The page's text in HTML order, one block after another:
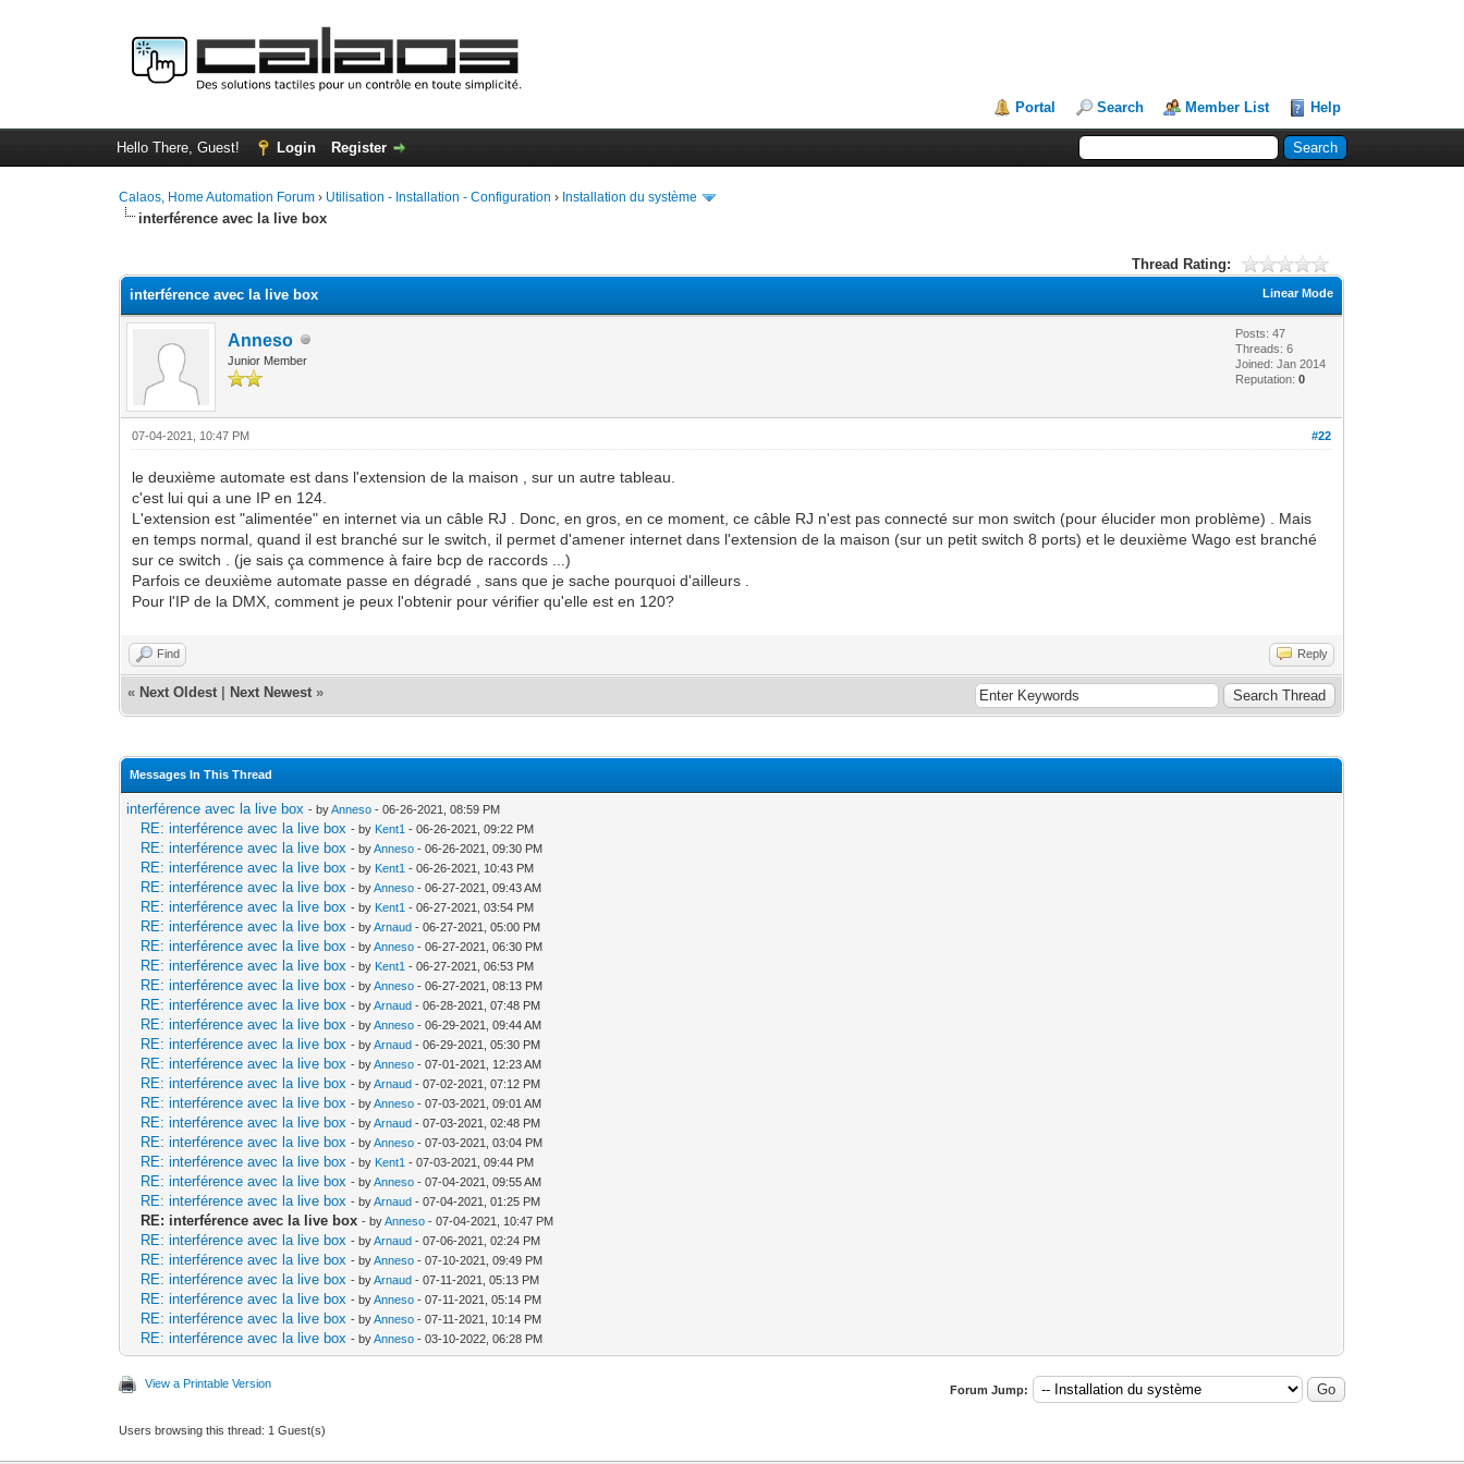
Portal Search Member List Help
Hello There, Guest! Login Register
Calaos, Home Automation Forum › Utilisation - Installation - Configuration › Installation du système
interférence avec la live box
Thread Rating:
Linear Mode
interférence avec la live box
Anneso
Junior Member
Posts: 47
Threads: 6
Joined: Jan 2014
Reputation:0
#22
07-04-2021, 10:47 PM
le deuxième automate est dans l'extension de la maison , sur un autre tableau.
c'est lui qui a une IP en 124.
L'extension est "alimentée" en internet via un câble RJ . Donc, en gros, en ce moment, ce câble RJ n'est pas connecté sur mon switch (pour élucider mon problème) . Mais
en temps normal, quand il est branché sur le switch, il permet d'amener internet dans l'extension de la maison (sur un petit switch 8 ports) et le deuxième Wago est branché
sur ce switch . (je sais ça commence à faire bcp de raccords ...)
Parfois ce deuxième automate passe en dégradé , sans que je sache pourquoi d'ailleurs .
Pour l'IP de la DMX, comment je peux l'obtenir pour vérifier qu'elle est en 120?
Find Reply
« Next Oldest Next Newest »
Messages In This Thread
interférence avec la live box - byAnneso - 06-26-2021, 08:59 PM
RE: interférence avec la live box - by Kent1 - 06-26-2021, 09:22 PM
RE: interférence avec la live box - byAnneso - 06-26-2021, 09:30 PM
RE: interférence avec la live box - by Kent1 - 06-26-2021, 10:43 PM
RE: interférence avec la live box - byAnneso - 06-27-2021, 09:43 AM
RE: interférence avec la live box - by Kent1 - 06-27-2021, 03:54 PM
RE: interférence avec la live box - byArnaud - 06-27-2021, 05:00 PM
RE: interférence avec la live box - byAnneso - 06-27-2021, 06:30 PM
RE: interférence avec la live box - by Kent1 - 06-27-2021, 06:53 PM
RE: interférence avec la live box - byAnneso - 06-27-2021, 08:13 PM
RE: interférence avec la live box - byArnaud - 06-28-2021, 07:48 PM
RE: interférence avec la live box - byAnneso - 06-29-2021, 09:44 AM
RE: interférence avec la live box - byArnaud - 06-29-2021, 05:30 PM
RE: interférence avec la live box - byAnneso - 07-01-2021, 12:23 AM
RE: interférence avec la live box - byArnaud - 07-02-2021, 07:12 PM
RE: interférence avec la live box - byAnneso - 07-03-2021, 09:01 AM
RE: interférence avec la live box - byArnaud - 07-03-2021, 02:48 PM
RE: interférence avec la live box - byAnneso - 07-03-2021, 03:04 PM
RE: interférence avec la live box - by Kent1 - 07-03-2021, 09:44 PM
RE: interférence avec la live box - byAnneso - 07-04-2021, 09:55 AM
RE: interférence avec la live box - byArnaud - 07-04-2021, 01:25 PM
RE: interférence avec la live box - byAnneso - 07-04-2021, 10:47 PM
RE: interférence avec la live box - byArnaud - 07-06-2021, 02:24 PM
RE: interférence avec la live box - byAnneso - 07-10-2021, 09:49 PM
RE: interférence avec la live box - byArnaud - 07-11-2021, 05:13 PM
RE: interférence avec la live box - byAnneso - 07-11-2021, 05:14 PM
RE: interférence avec la live box - byAnneso - 07-11-2021, 10:14 PM
RE: interférence avec la live box - byAnneso - 03-10-2022, 06:28 PM
View a Printable Version Forum Jump:
Users browsing this thread: 1 Guest(s)